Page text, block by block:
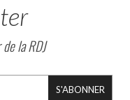
la RDJ
S'ABONNER